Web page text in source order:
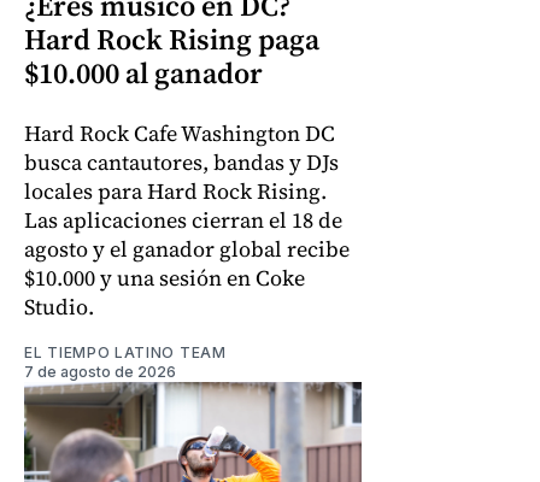
Hard Rock Rising paga
$10.000 al ganador
Hard Rock Cafe Washington DC
busca cantautores, bandas y DJs
locales para Hard Rock Rising.
Las aplicaciones cierran el 18 de
agosto y el ganador global recibe
$10.000 y una sesión en Coke
Studio.
EL TIEMPO LATINO TEAM
7 de agosto de 2026